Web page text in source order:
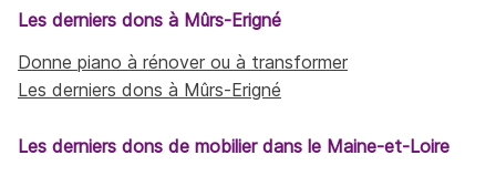
Les derniers dons à Mûrs-Erigné
Donne piano à rénover ou à transformer
Les derniers dons à Mûrs-Erigné
Les derniers dons de mobilier dans le Maine-et-Loire